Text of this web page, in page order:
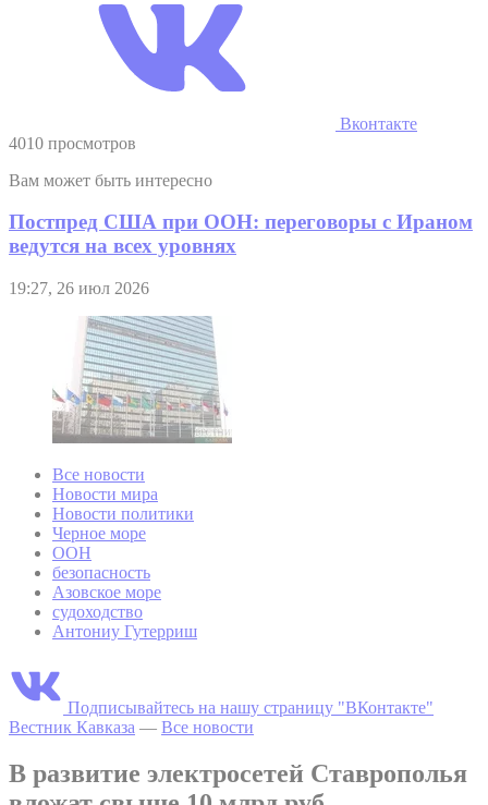
Вконтакте
4010 просмотров
Вам может быть интересно
Постпред США при ООН: переговоры с Ираном
ведутся на всех уровнях
19:27, 26 июл 2026
Все новости
Новости мира
Новости политики
Черное море
ООН
безопасность
Азовское море
судоходство
Антониу Гутерриш
Подписывайтесь на нашу страницу "ВКонтакте"
Вестник Кавказа — Все новости
В развитие электросетей Ставрополья